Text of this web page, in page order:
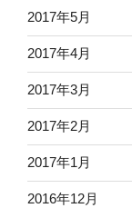
2017年5月
2017年4月
2017年3月
2017年2月
2017年1月
2016年12月